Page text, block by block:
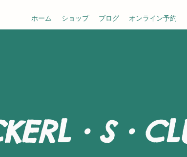
ホーム ショップ ブログ オンライン予約
・S・